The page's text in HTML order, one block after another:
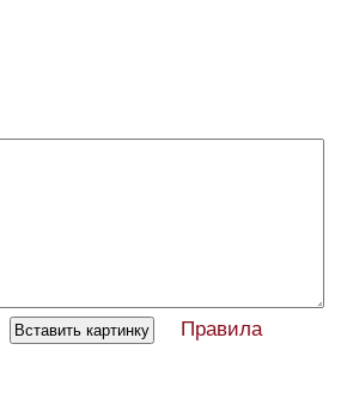
Правила